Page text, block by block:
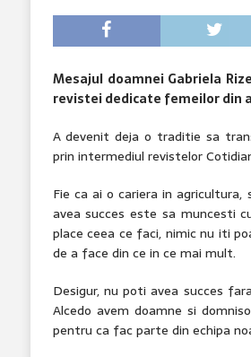
Mesajul doamnei Gabriela
revistei dedicate femeilor din
A devenit deja o traditie sa
prin intermediul revistelor
Fie ca ai o cariera in
avea succes este sa muncesti
place ceea ce faci, nimic nu iti
de a face din ce in ce mai mult.
Desigur, nu poti avea succes
Alcedo avem doamne si
pentru ca fac parte din echipa